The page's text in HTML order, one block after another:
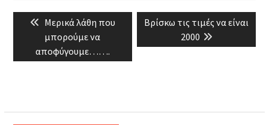
Πλοήγηση
άρθρωνPrevious
post:
Μερικά λάθη που
μπορούμε να
αποφύγουμε…….
Next
Βρίσκω τις τιμές να είναι
2000